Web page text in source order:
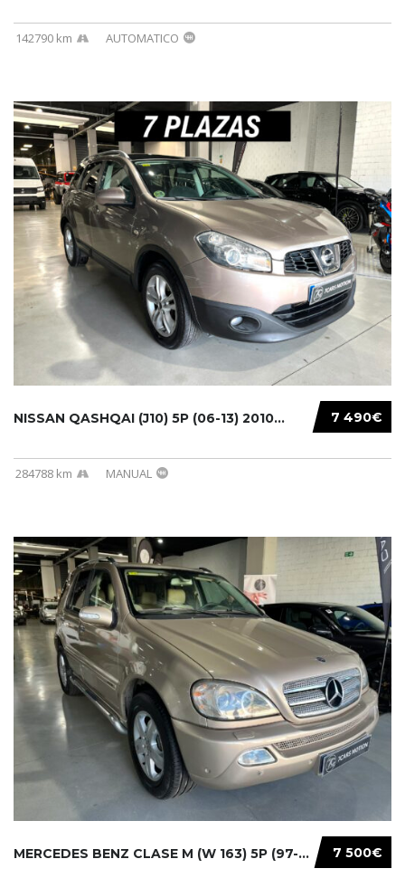
142790 km AUTOMATICO
7 490€
NISSAN QASHQAI (J10) 5P (06-13) 2010...
284788 km MANUAL
7 500€
MERCEDES BENZ CLASE M (W 163) 5P (97-05) 200...